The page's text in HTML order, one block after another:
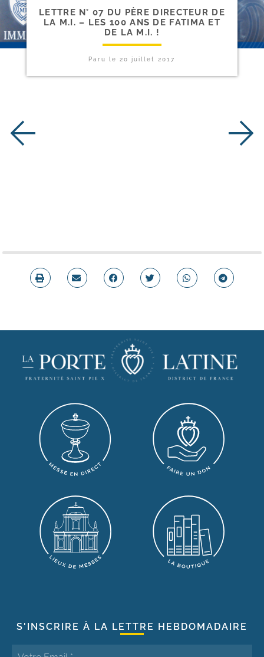
LETTRE N° 07 DU PÈRE DIRECTEUR DE
LA M.I. – LES 100 ANS DE FATIMA ET
DE LA M.I. !
Paru le20 juillet 2017
S'INSCRIRE À LA LETTRE HEBDOMADAIRE